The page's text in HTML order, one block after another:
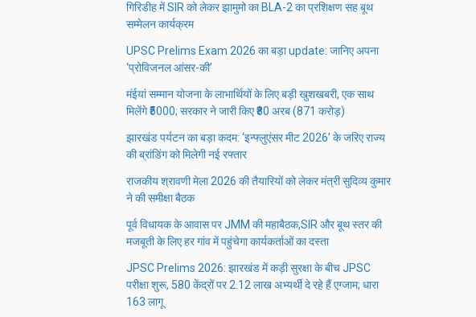
गिरिडीह में SIR को लेकर झामुमो का BLA-2 का प्रशिक्षण सह बूथ
सम्मेलन कार्यक्रम
UPSC Prelims Exam 2026 का बड़ा update: जानिए अपना
‘प्रोविजनल आंसर-की’
मंईयां सम्मान योजना के लाभार्थियों के लिए बड़ी खुशखबरी, एक साथ
मिलेंगे ₹5000; सरकार ने जारी किए ₹80 अरब (871 करोड़)
झारखंड पर्यटन का बड़ा कदम: ‘इन्फ्लुएंसर मीट 2026’ के जरिए राज्य
की ब्रांडिंग को मिलेगी नई रफ्तार
राजकीय श्रावणी मेला 2026 की तैयारियों को लेकर मंत्री सुदिव्य कुमार
ने की समीक्षा बैठक
पूर्व विधायक के आवास पर JMM की महाबैठक,SIR और बूथ स्तर की
मजबूती के लिए हर गांव में पहुंचेगा कार्यकर्ताओं का दस्ता
JPSC Prelims 2026: झारखंड में कड़ी सुरक्षा के बीच JPSC
परीक्षा शुरू, 580 केंद्रों पर 2.12 लाख अभ्यर्थी दे रहे हैं एग्जाम; धारा
163 लागू